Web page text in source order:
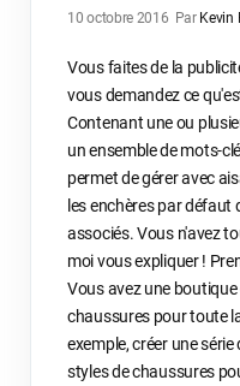
10 octobre 2016 Par Kevin
Vous faites de la
vous demandez ce
Contenant une ou
un ensemble de mots-
permet de gérer avec
les enchères par défaut
associés. Vous n'avez
moi vous expliquer !
Vous avez une
chaussures pour toute
exemple, créer une
styles de chaussures